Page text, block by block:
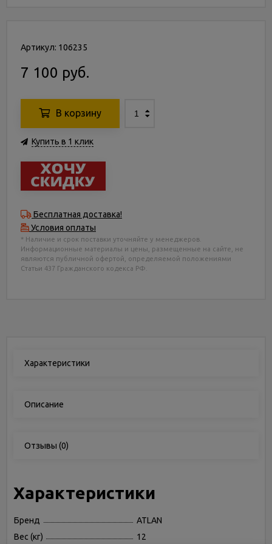
Артикул: 106235
7 100 руб.
В корзину
Купить в 1 клик
Бесплатная доставка!
Условия оплаты
* Наличие и срок поставки уточняйте у менеджеров.
Информационные материалы и цены, размещенные на сайте, не
являются публичной офертой, определяемой положениями
Статьи 437 Гражданского кодекса РФ.
Характеристики
Описание
Отзывы (0)
Характеристики
Бренд
ATLAN
Вес (кг)
12